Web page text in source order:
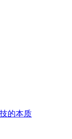
的本质